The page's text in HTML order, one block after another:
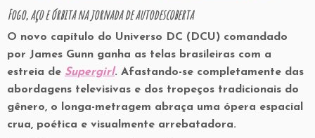
Fogo, aço e órbita na jornada de autodescoberta
O novo capítulo do Universo DC (DCU) comandado
por James Gunn ganha as telas brasileiras com a
estreia de Supergirl. Afastando-se completamente das
abordagens televisivas e dos tropeços tradicionais do
gênero, o longa-metragem abraça uma ópera espacial
crua, poética e visualmente arrebatadora.